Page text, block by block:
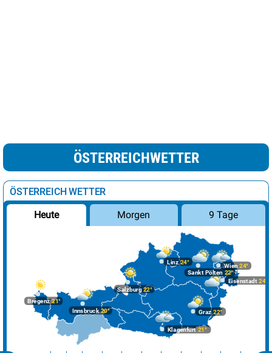
ÖSTERREICHWETTER
ÖSTERREICH WETTER
Heute Morgen 9 Tage
Bregenz21°
Graz22°
Innsbruck20°
Klagenfurt 21°
Linz24°
Salzburg22°
Wien 24°
Eisenstadt 24°
Sankt Pölten 22°